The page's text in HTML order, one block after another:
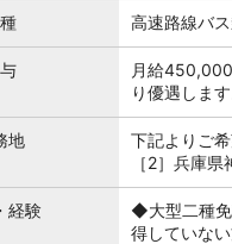
高速路線バ
月給
り優遇しま
地
下記よりご
［2］兵庫
経験
◆大型二種免
得していな